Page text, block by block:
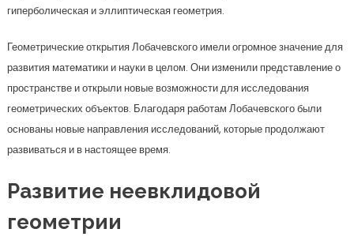
гиперболическая и эллиптическая геометрия.
Геометрические открытия Лобачевского имели огромное значение для
развития математики и науки в целом. Они изменили представление о
пространстве и открыли новые возможности для исследования
геометрических объектов. Благодаря работам Лобачевского были
основаны новые направления исследований, которые продолжают
развиваться и в настоящее время.
Развитие неевклидовой
геометрии